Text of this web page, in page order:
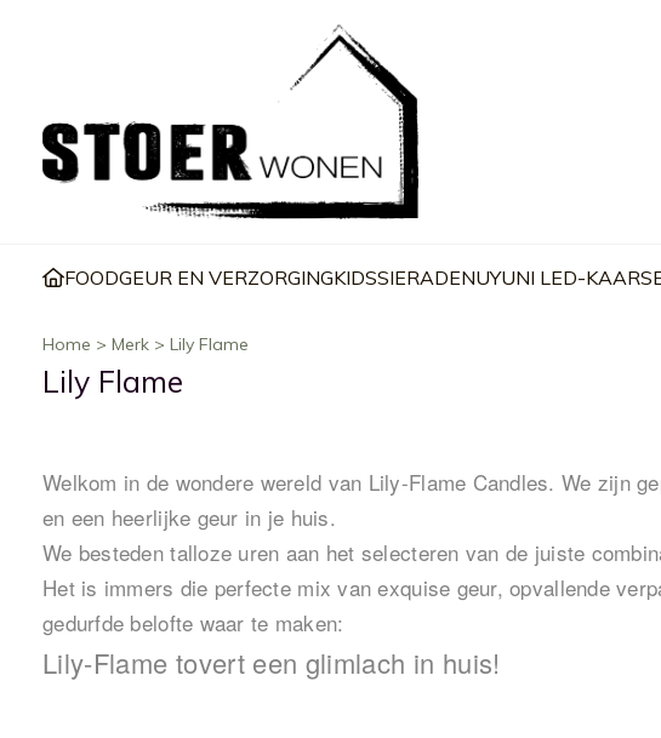
FOODGEUR EN VERZORGINGKIDSSIERADENUYUNI LED-
Home > Merk > Lily Flame
Lily Flame
Welkom in de wondere wereld van Lily-Flame Candles. We zijn
en een heerlijke geur in je huis.
We besteden talloze uren aan het selecteren van de juiste
Het is immers die perfecte mix van exquise geur, opvallende
gedurfde belofte waar te maken:
Lily-Flame tovert een glimlach in huis!